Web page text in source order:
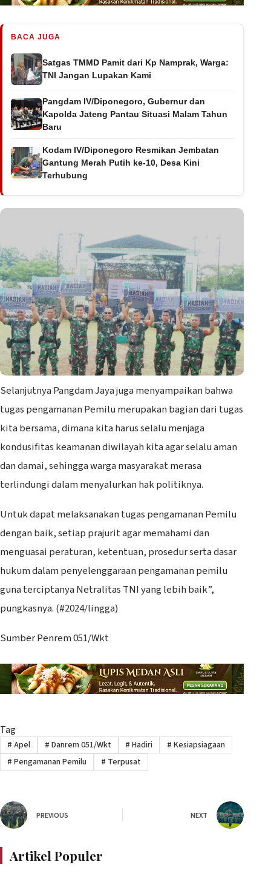
BACA JUGA
Satgas TMMD Pamit dari Kp Namprak, Warga:
TNI Jangan Lupakan Kami
Pangdam IV/Diponegoro, Gubernur dan
Kapolda Jateng Pantau Situasi Malam Tahun
Baru
Kodam IV/Diponegoro Resmikan Jembatan
Gantung Merah Putih ke-10, Desa Kini
Terhubung
Selanjutnya Pangdam Jaya juga menyampaikan bahwa
tugas pengamanan Pemilu merupakan bagian dari tugas
kita bersama, dimana kita harus selalu menjaga
kondusifitas keamanan diwilayah kita agar selalu aman
dan damai, sehingga warga masyarakat merasa
terlindungi dalam menyalurkan hak politiknya.
Untuk dapat melaksanakan tugas pengamanan Pemilu
dengan baik, setiap prajurit agar memahami dan
menguasai peraturan, ketentuan, prosedur serta dasar
hukum dalam penyelenggaraan pengamanan pemilu
guna terciptanya Netralitas TNI yang lebih baik”,
pungkasnya. (#2024/lingga)
Sumber Penrem 051/Wkt
Tag
# Apel # Danrem 051/Wkt # Hadiri # Kesiapsiagaan
# Pengamanan Pemilu # Terpusat
PREVIOUS NEXT
Artikel Populer